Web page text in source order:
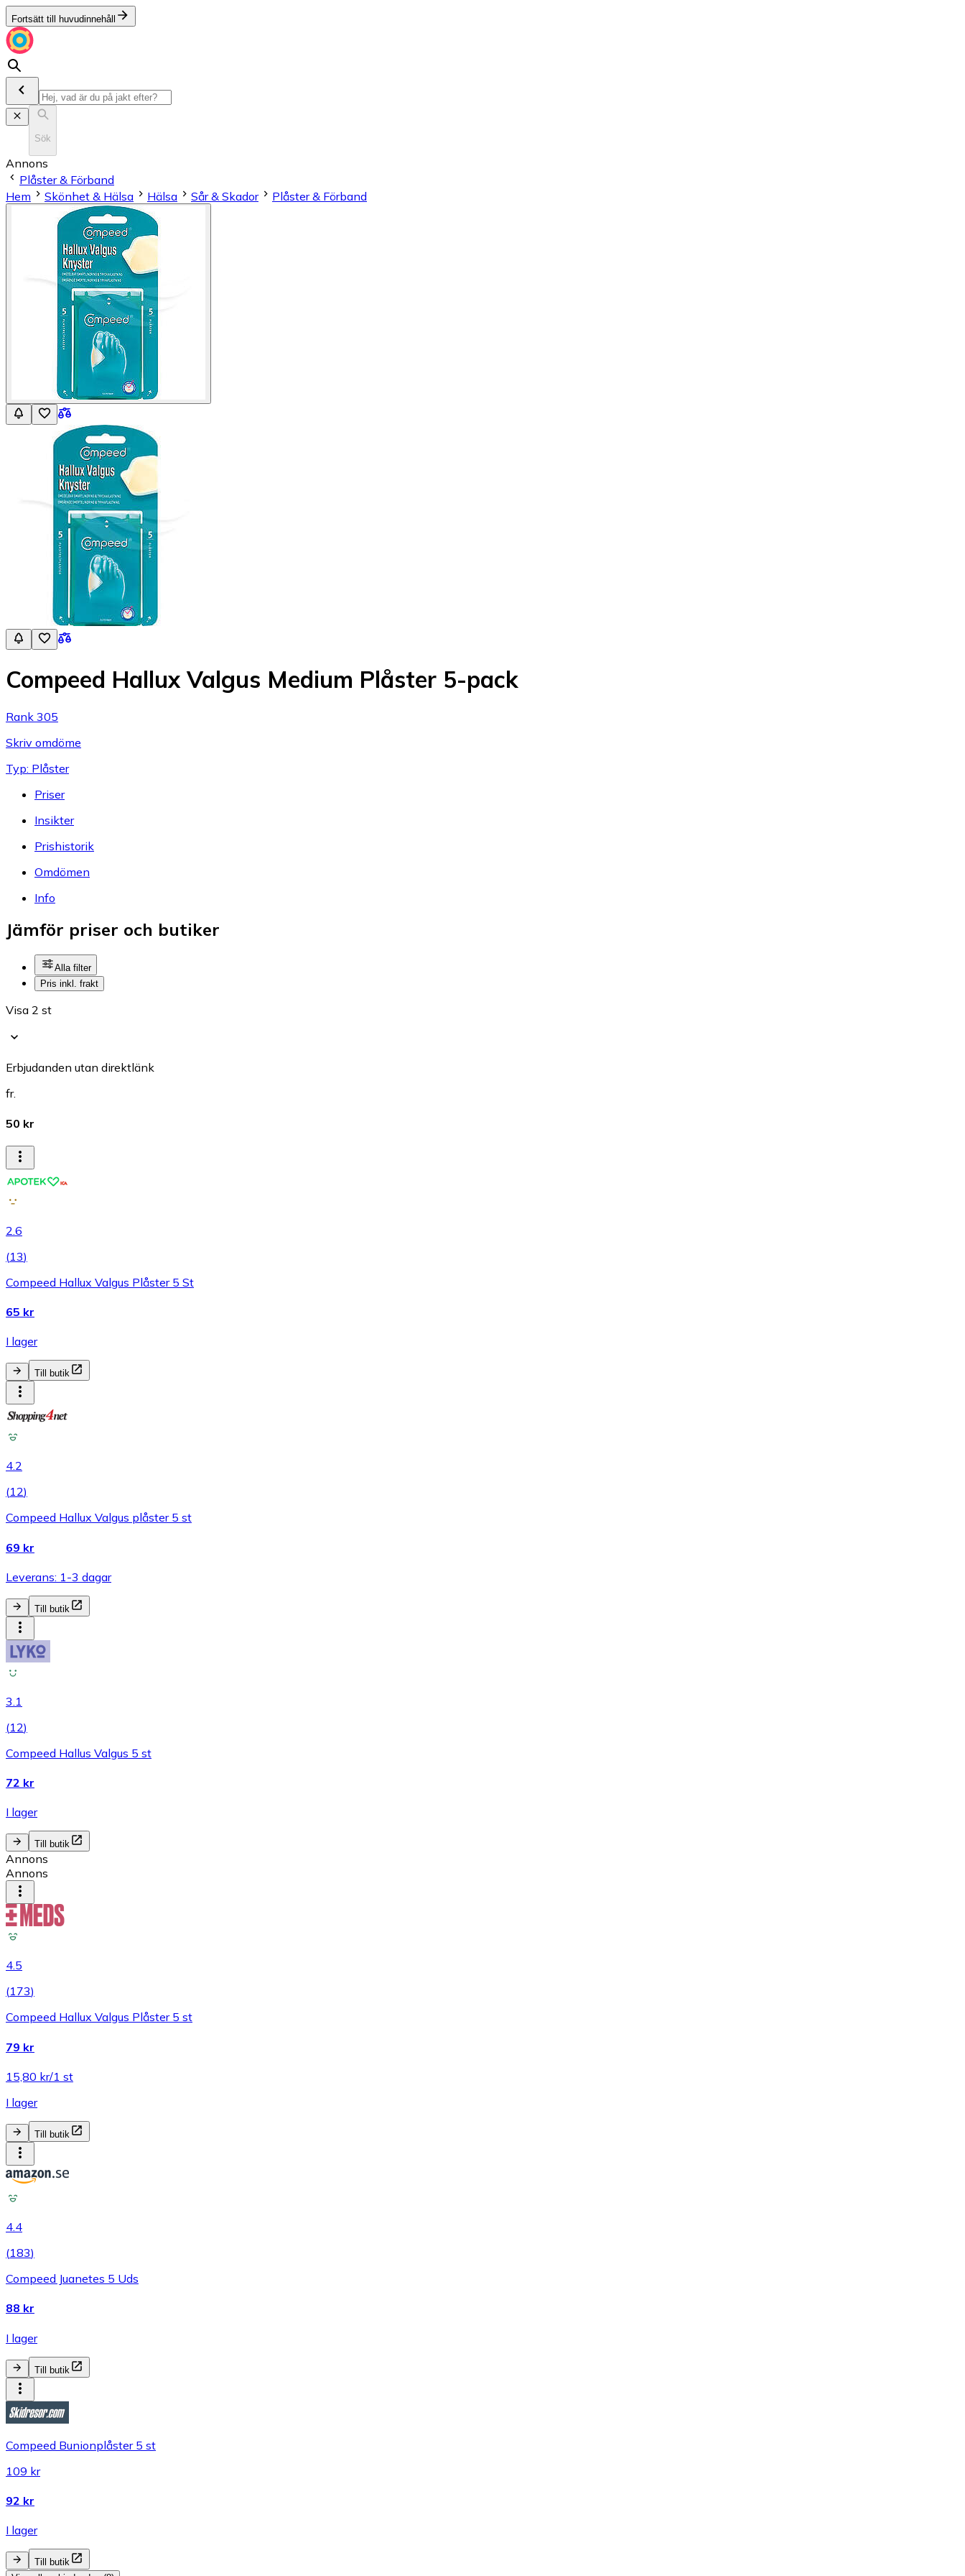
Fortsätt till huvudinnehåll
Sök
Annons
Plåster & Förband
Hem
Skönhet & Hälsa Hälsa Sår & Skador Plåster & Förband
Compeed Hallux Valgus Medium Plåster 5-pack
Rank 305
Skriv omdöme
Typ: Plåster
Priser
Insikter
Prishistorik
Omdömen
Info
Jämför priser och butiker
Alla filter
Pris inkl. frakt
Visa 2 st
Erbjudanden utan direktlänk
fr.
50 kr
2.6
(13)
Compeed Hallux Valgus Plåster 5 St
65 kr
I lager
Till butik
4.2
(12)
Compeed Hallux Valgus plåster 5 st
69 kr
Leverans: 1-3 dagar
Till butik
3.1
(12)
Compeed Hallus Valgus 5 st
72 kr
I lager
Till butik
Annons
Annons
4.5
(173)
Compeed Hallux Valgus Plåster 5 st
79 kr
15,80 kr/1 st
I lager
Till butik
4.4
(183)
Compeed Juanetes 5 Uds
88 kr
I lager
Till butik
Compeed Bunionplåster 5 st
109 kr
92 kr
I lager
Till butik